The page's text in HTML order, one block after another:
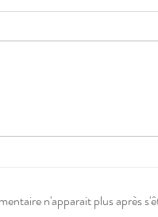
n'apparait plus après